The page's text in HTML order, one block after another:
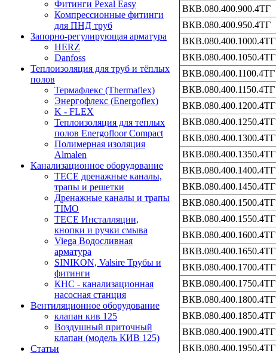
Фитинги Pexal Easy
Компрессионные фитинги
для ПНД труб
Запорно-регулирующая арматура
HERZ
Danfoss
Теплоизоляция для труб и тёплых
полов
Термафлекс (Thermaflex)
Энергофлекс (Energoflex)
K - FLEX
Теплоизоляция для теплых
полов Energofloor Compact
Полимерная изоляция
Almalen
Канализационное оборудование
TECE дренажные каналы,
трапы и решетки
Дренажные каналы и трапы
TIMO
TECE Инсталляции,
кнопки и ручки смыва
Viega Водосливная
арматура
SINIKON, Valsire Трубы и
фитинги
КНС - канализационная
насосная станция
Вентиляционное оборудование
клапан кив 125
Воздушный приточный
клапан (модель КИВ 125)
Статьи
ВКВ.080.400.900.4ТГ
ВКВ.080.400.950.4ТГ
ВКВ.080.400.1000.4ТГ
ВКВ.080.400.1050.4ТГ
ВКВ.080.400.1100.4ТГ
ВКВ.080.400.1150.4ТГ
ВКВ.080.400.1200.4ТГ
ВКВ.080.400.1250.4ТГ
ВКВ.080.400.1300.4ТГ
ВКВ.080.400.1350.4ТГ
ВКВ.080.400.1400.4ТГ
ВКВ.080.400.1450.4ТГ
ВКВ.080.400.1500.4ТГ
ВКВ.080.400.1550.4ТГ
ВКВ.080.400.1600.4ТГ
ВКВ.080.400.1650.4ТГ
ВКВ.080.400.1700.4ТГ
ВКВ.080.400.1750.4ТГ
ВКВ.080.400.1800.4ТГ
ВКВ.080.400.1850.4ТГ
ВКВ.080.400.1900.4ТГ
ВКВ.080.400.1950.4ТГ